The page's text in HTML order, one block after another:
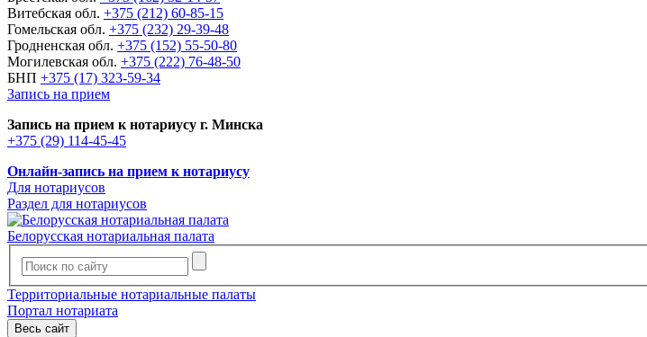
Витебская обл. +375 (212) 60-85-15
Гомельская обл. +375 (232) 29-39-48
Гродненская обл. +375 (152) 55-50-80
Могилевская обл. +375 (222) 76-48-50
БНП +375 (17) 323-59-34
Запись на прием
Запись на прием к нотариусу г. Минска
+375 (29) 114-45-45
Онлайн-запись на прием к нотариусу
Для нотариусов
Раздел для нотариусов
Белорусская нотариальная палата
Территориальные нотариальные палаты
Портал нотариата
Весь сайт